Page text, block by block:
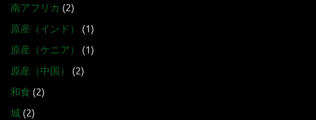
南アフリカ (2)
原産（インド）
(1)
原産（ケニア）
(1)
原産（中国）
(2)
和食 (2)
城 (2)